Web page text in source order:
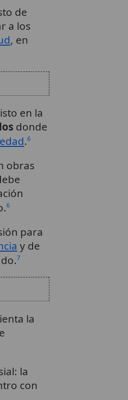
de
a los
, en
en la
donde
.6
obras
6
para
y de
7
la
la
con